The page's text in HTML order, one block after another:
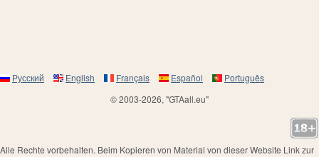
Русский English Français Español
Português
© 2003-2026, "GTAall.eu"
Alle Rechte vorbehalten. Beim Kopieren von Material von dieser Website Link zur